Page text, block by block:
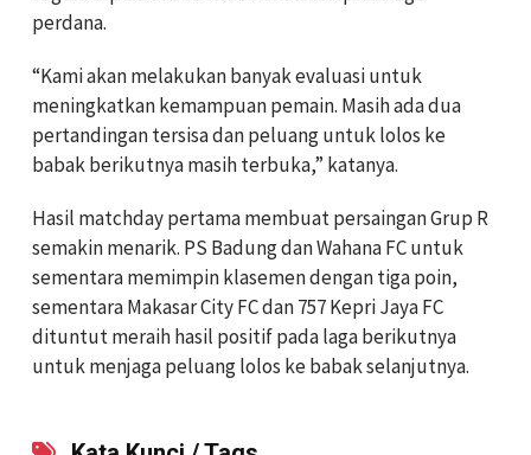
perdana.
“Kami akan melakukan banyak evaluasi untuk
meningkatkan kemampuan pemain. Masih ada dua
pertandingan tersisa dan peluang untuk lolos ke
babak berikutnya masih terbuka,” katanya.
Hasil matchday pertama membuat persaingan Grup R
semakin menarik. PS Badung dan Wahana FC untuk
sementara memimpin klasemen dengan tiga poin,
sementara Makasar City FC dan 757 Kepri Jaya FC
dituntut meraih hasil positif pada laga berikutnya
untuk menjaga peluang lolos ke babak selanjutnya.